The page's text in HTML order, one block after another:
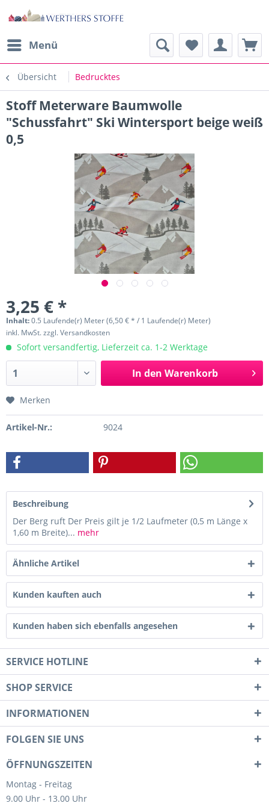
Menü
Übersicht Bedrucktes
Stoff Meterware Baumwolle
"Schussfahrt" Ski Wintersport beige weiß
0,5
3,25 € *
Inhalt:0.5 Laufende(r) Meter (6,50 € * / 1 Laufende(r) Meter)
inkl. MwSt.zzgl. Versandkosten
Sofort versandfertig, Lieferzeit ca. 1-2 Werktage
In den Warenkorb
Merken
Artikel-Nr.: 9024
Beschreibung
Der Berg ruft Der Preis gilt je 1/2 Laufmeter (0,5 m Länge x
1,60 m Breite)... mehr
Ähnliche Artikel
Kunden kauften auch
Kunden haben sich ebenfalls angesehen
SERVICE HOTLINE
SHOP SERVICE
INFORMATIONEN
FOLGEN SIE UNS
ÖFFNUNGSZEITEN
Montag - Freitag
9.00 Uhr - 13.00 Uhr